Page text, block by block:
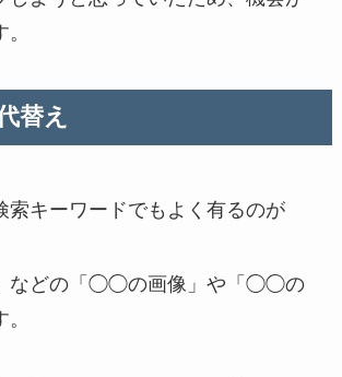
替え
索キーワードでもよく有るのが
」などの「◯◯の画像」や「◯◯の